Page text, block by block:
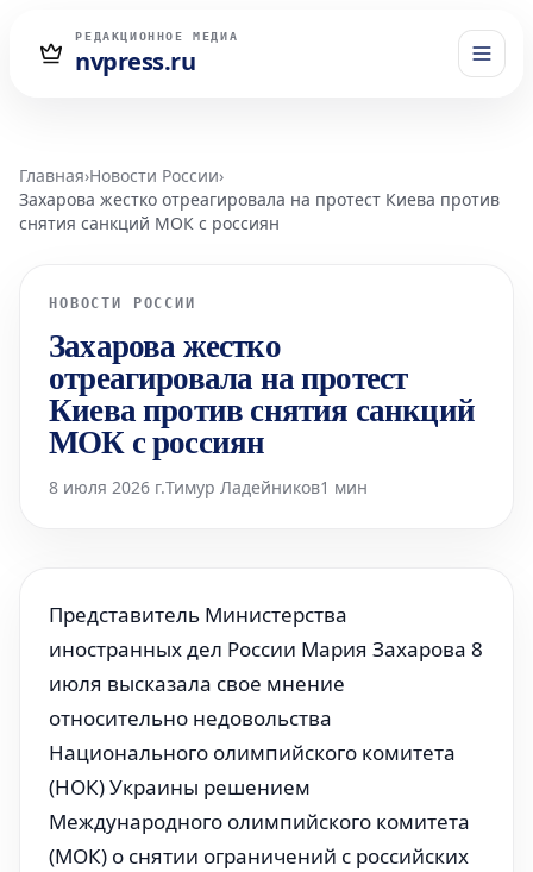
РЕДАКЦИОННОЕ МЕДИА
nvpress.ru
Главная›Новости России›
Захарова жестко отреагировала на протест Киева против
снятия санкций МОК с россиян
НОВОСТИ РОССИИ
Захарова жестко
отреагировала на протест
Киева против снятия санкций
МОК с россиян
8 июля 2026 г.Тимур Ладейников1 мин
Представитель Министерства
иностранных дел России Мария Захарова 8
июля высказала свое мнение
относительно недовольства
Национального олимпийского комитета
(НОК) Украины решением
Международного олимпийского комитета
(МОК) о снятии ограничений с российских